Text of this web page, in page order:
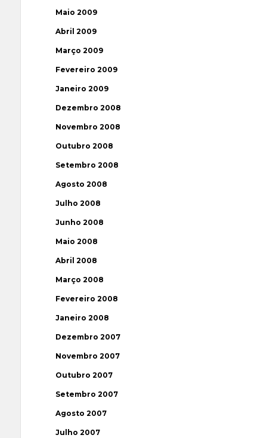
Maio 2009
Abril 2009
Março 2009
Fevereiro 2009
Janeiro 2009
Dezembro 2008
Novembro 2008
Outubro 2008
Setembro 2008
Agosto 2008
Julho 2008
Junho 2008
Maio 2008
Abril 2008
Março 2008
Fevereiro 2008
Janeiro 2008
Dezembro 2007
Novembro 2007
Outubro 2007
Setembro 2007
Agosto 2007
Julho 2007